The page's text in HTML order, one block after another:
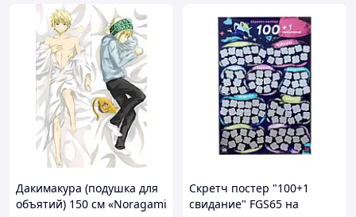
Дакимакура (подушка для
объятий) 150 см «Noragami
Скретч постер "100+1
свидание" FGS65 на